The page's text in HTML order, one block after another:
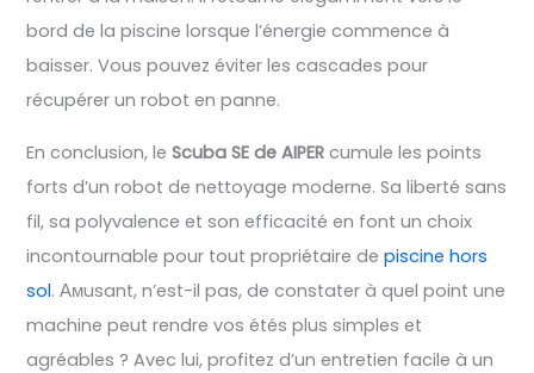
bord de la piscine lorsque l’énergie commence à
baisser. Vous pouvez éviter les cascades pour
récupérer un robot en panne.
En conclusion, leScuba SE de AIPER cumule les points
forts d’un robot de nettoyage moderne. Sa liberté sans
fil, sa polyvalence et son efficacité en font un choix
incontournable pour tout propriétaire depiscine hors
sol. Амusant, n’est-il pas, de constater à quel point une
machine peut rendre vos étés plus simples et
agréables ? Avec lui, profitez d’un entretien facile à un